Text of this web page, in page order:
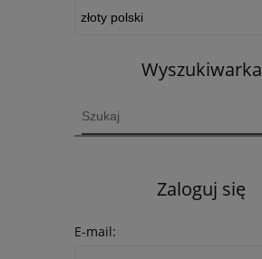
Wyszukiwarka
Zaloguj się
E-mail: